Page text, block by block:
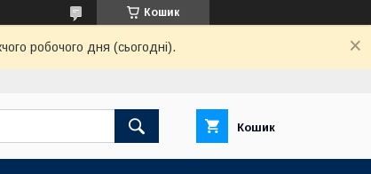
Кошик
робочого дня (сьогодні).
Кошик